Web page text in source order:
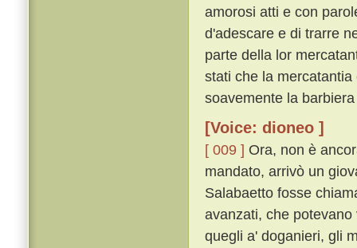
amorosi atti e con
d'adescare e di trarre
parte della lor
stati che la
soavemente la
[Voice: dioneo ]
[ 009 ] Ora, non è
mandato, arrivò un
Salabaetto fosse
avanzati, che
quegli a' doganieri, gli